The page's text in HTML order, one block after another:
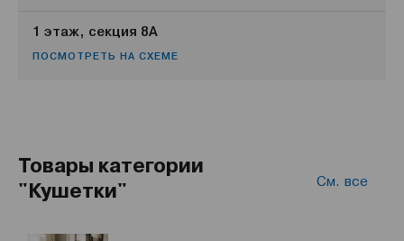
1 этаж, секция 8А
ПОСМОТРЕТЬ НА СХЕМЕ
Товары категории
"Кушетки"
См. все